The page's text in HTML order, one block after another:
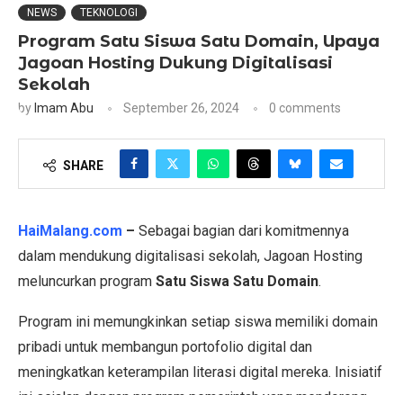
NEWS TEKNOLOGI
Program Satu Siswa Satu Domain, Upaya
Jagoan Hosting Dukung Digitalisasi
Sekolah
by Imam Abu September 26, 2024 0 comments
SHARE
HaiMalang.com – Sebagai bagian dari komitmennya
dalam mendukung digitalisasi sekolah, Jagoan Hosting
meluncurkan program Satu Siswa Satu Domain.
Program ini memungkinkan setiap siswa memiliki domain
pribadi untuk membangun portofolio digital dan
meningkatkan keterampilan literasi digital mereka. Inisiatif